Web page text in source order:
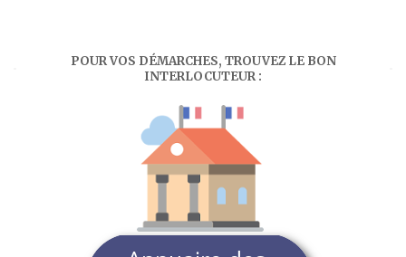
POUR VOS DÉMARCHES, TROUVEZ LE BON
INTERLOCUTEUR :